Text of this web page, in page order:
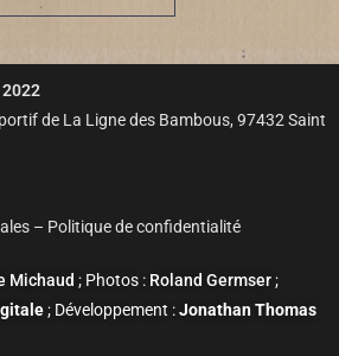
de La Ligne des Bambous, 97432 Saint
– Politique de confidentialité
Michaud ; Photos : Roland Germser;
; Développement :Jonathan Thomas